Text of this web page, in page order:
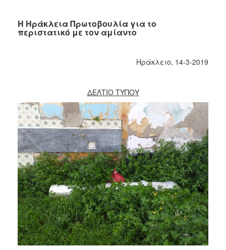
ΕΠΙΣΚΕΠΤΗΣ
Η Ηράκλεια Πρωτοβουλία για το
περιστατικό με τον αμίαντο
Ηράκλειο, 14-3-2019
ΔΕΛΤΙΟ ΤΥΠΟΥ